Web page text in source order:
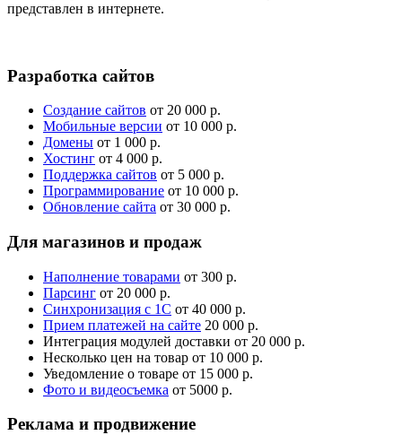
представлен в интернете.
Разработка сайтов
Создание сайтов от 20 000 р.
Мобильные версии от 10 000 р.
Домены от 1 000 р.
Хостинг от 4 000 р.
Поддержка сайтов от 5 000 р.
Программирование от 10 000 р.
Обновление сайта от 30 000 р.
Для магазинов и продаж
Наполнение товарами от 300 р.
Парсинг от 20 000 р.
Синхронизация с 1С от 40 000 р.
Прием платежей на сайте 20 000 р.
Интеграция модулей доставки от 20 000 р.
Несколько цен на товар от 10 000 р.
Уведомление о товаре от 15 000 р.
Фото и видеосъемка от 5000 р.
Реклама и продвижение